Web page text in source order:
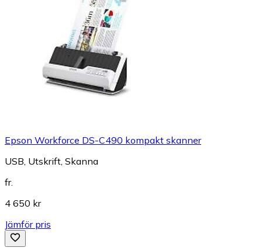
Epson Workforce DS-C490 kompakt skanner
USB, Utskrift, Skanna
fr.
4 650 kr
Jämför pris